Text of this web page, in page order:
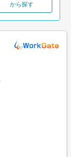
から探す